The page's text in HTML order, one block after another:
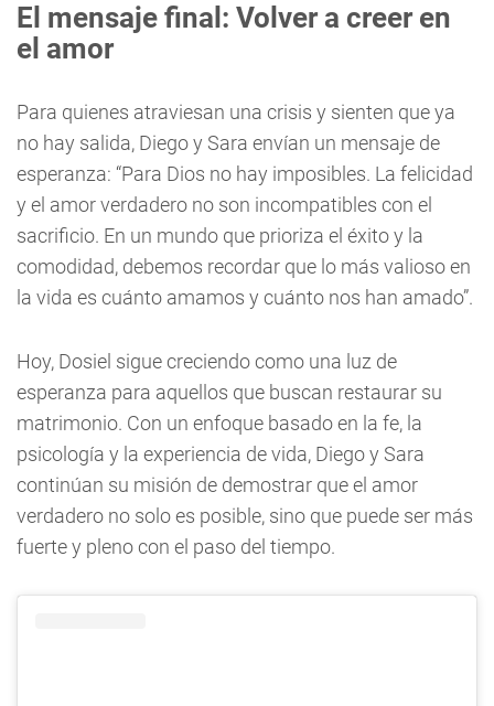
El mensaje final: Volver a creer en
el amor
Para quienes atraviesan una crisis y sienten que ya
no hay salida, Diego y Sara envían un mensaje de
esperanza: “Para Dios no hay imposibles. La felicidad
y el amor verdadero no son incompatibles con el
sacrificio. En un mundo que prioriza el éxito y la
comodidad, debemos recordar que lo más valioso en
la vida es cuánto amamos y cuánto nos han amado”.
Hoy, Dosiel sigue creciendo como una luz de
esperanza para aquellos que buscan restaurar su
matrimonio. Con un enfoque basado en la fe, la
psicología y la experiencia de vida, Diego y Sara
continúan su misión de demostrar que el amor
verdadero no solo es posible, sino que puede ser más
fuerte y pleno con el paso del tiempo.